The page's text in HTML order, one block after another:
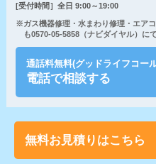
[受付時間］全日 9:00～19:00
※ガス機器修理・水まわり修理・エア
も0570-05-5858（ナビダイヤル）に
通話料無料(グッドライフコー
電話で相談する
無料お見積りはこちら